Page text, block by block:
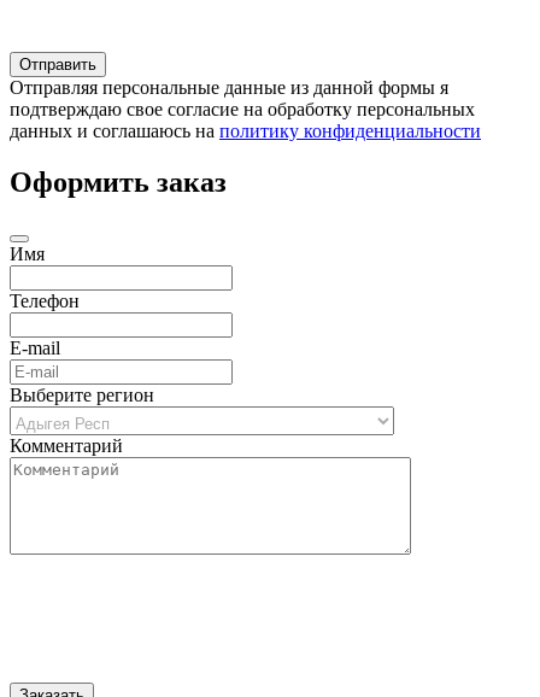
Отправляя персональные данные из данной формы я
подтверждаю свое согласие на обработку персональных
данных и соглашаюсь на политику конфиденциальности
Оформить заказ
Имя
Телефон
E-mail
Выберите регион
Комментарий